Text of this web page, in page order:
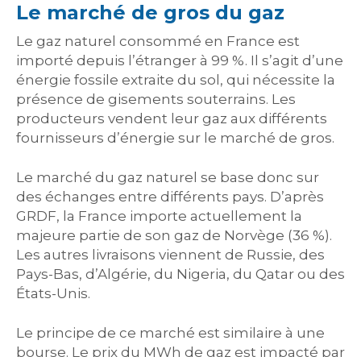
Le marché de gros du gaz
Le gaz naturel consommé en France est
importé depuis l’étranger à 99 %. Il s’agit d’une
énergie fossile extraite du sol, qui nécessite la
présence de gisements souterrains. Les
producteurs vendent leur gaz aux différents
fournisseurs d’énergie sur le marché de gros.
Le marché du gaz naturel se base donc sur
des échanges entre différents pays. D’après
GRDF, la France importe actuellement la
majeure partie de son gaz de Norvège (36 %).
Les autres livraisons viennent de Russie, des
Pays-Bas, d’Algérie, du Nigeria, du Qatar ou des
États-Unis.
Le principe de ce marché est similaire à une
bourse. Le prix du MWh de gaz est impacté par